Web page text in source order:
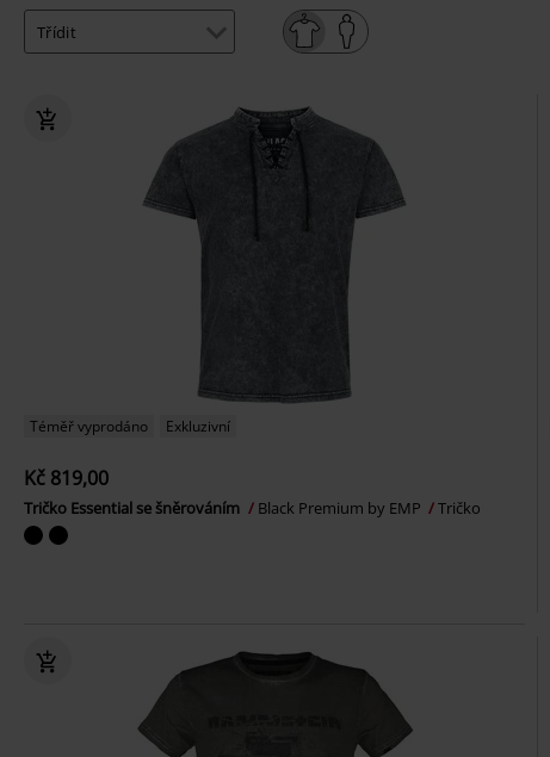
Téměř vyprodáno Exkluzivní
Kč 819,00
Tričko Essential se šněrováním Black Premium by EMP Tričko